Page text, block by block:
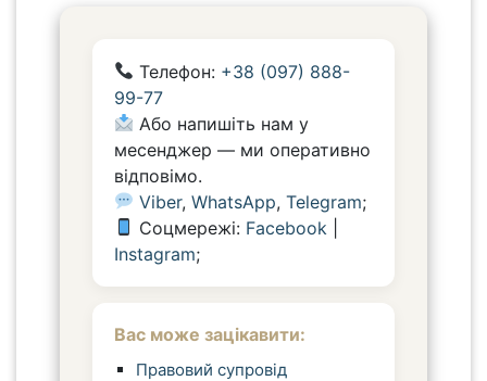
Телефон: +38 (097) 888-
99-77
Або напишіть нам у
месенджер — ми оперативно
відповімо.
Viber,WhatsApp,Telegram;
Соцмережі: Facebook
Instagram;
Вас може зацікавити:
Правовий супровід